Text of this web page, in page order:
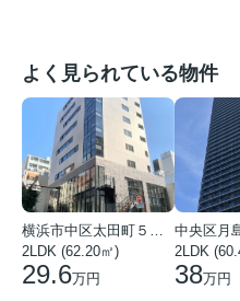
よく見られている物件
横浜市中区太田町５丁目
2LDK (62.20㎡)
29.6万円
中央区月
2LDK
38万円